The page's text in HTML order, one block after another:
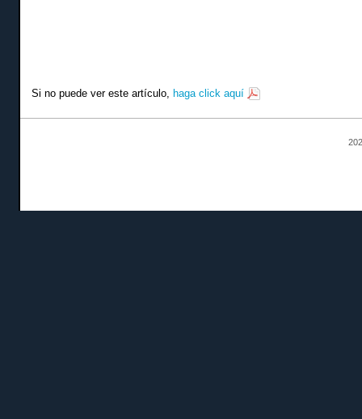
Si no puede ver este artículo, haga click aquí